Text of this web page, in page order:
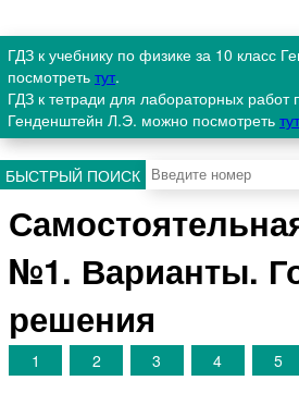
ГДЗ к учебнику по физике за 10 класс
посмотреть тут.
ГДЗ к тетради для лабораторных работ
Генденштейн Л.Э. можно посмотреть тут
БЫСТРЫЙ ПОИСК
№1. Варианты.
решения
1 2 3 4 5